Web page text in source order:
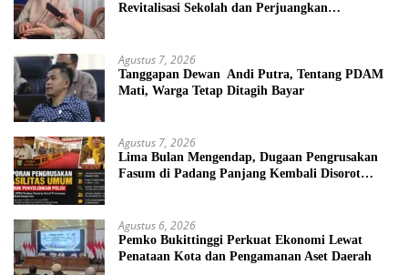
Revitalisasi Sekolah dan Perjuangkan
Agustus 7, 2026
Tanggapan Dewan Andi Putra, Tentang PDAM
Mati, Warga Tetap Ditagih Bayar
Agustus 7, 2026
Lima Bulan Mengendap, Dugaan Pengrusakan
Fasum di Padang Panjang Kembali Disorot
Agustus 6, 2026
Pemko Bukittinggi Perkuat Ekonomi Lewat
Penataan Kota dan Pengamanan Aset Daerah